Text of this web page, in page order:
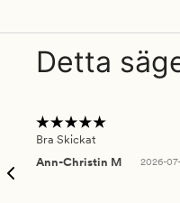
Detta
Bra Skickat
Ann-Christin M
2026-